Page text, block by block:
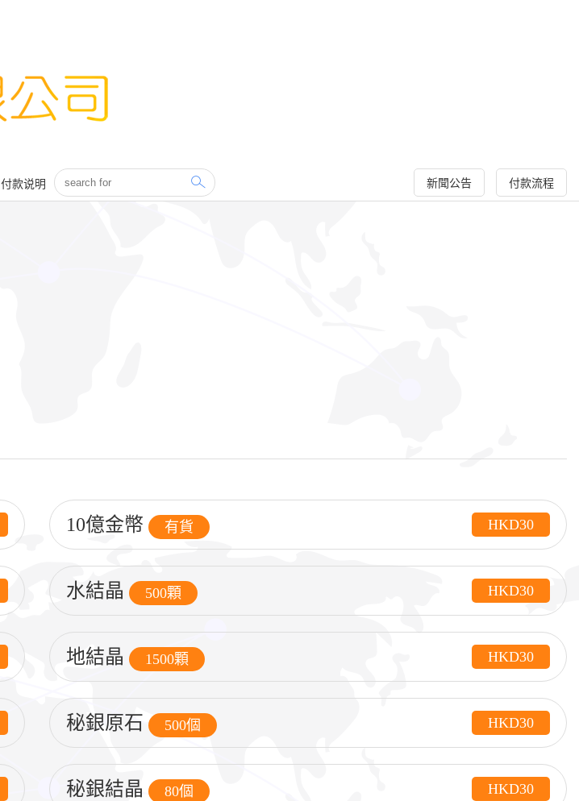
付款说明 新聞公告 付款流程
10億金幣 有貨 HKD30
水結晶 500顆 HKD30
地結晶 1500顆 HKD30
秘銀原石 500個 HKD30
秘銀結晶 80個 HKD30